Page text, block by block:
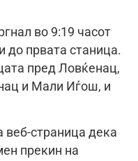
во 9:19 часот
до првата станица.
пред Ловќенац,
и Мали Иѓош, и
веб-страница дека
прекин на